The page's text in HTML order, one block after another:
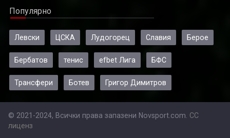
Популярно
Левски ЦСКА Лудогорец Славия Берое
Бербатов тенис efbet Лига БФС
Трансфери Ботев Григор Димитров
© 2021-2024, Всички права запазени Novsport.com. CC
лиценз